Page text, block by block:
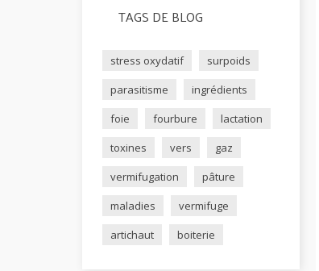
TAGS DE BLOG
stress oxydatif
surpoids
parasitisme
ingrédients
foie
fourbure
lactation
toxines
vers
gaz
vermifugation
pâture
maladies
vermifuge
artichaut
boiterie